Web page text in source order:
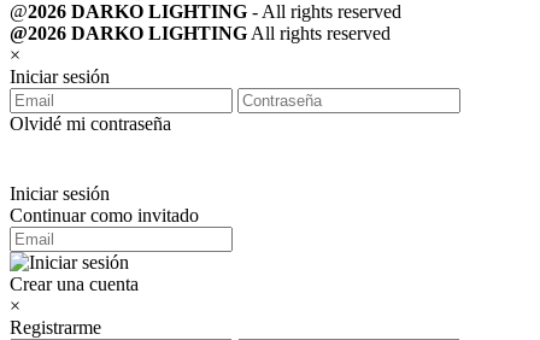
@2026 DARKO LIGHTING - All rights reserved
@2026 DARKO LIGHTINGAll rights reserved
×
Iniciar sesión
Olvidé mi contraseña
Iniciar sesión
Continuar como invitado
Crear una cuenta
×
Registrarme